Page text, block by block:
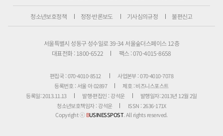
청소년보호정책 정정·반론보도 기사심의규정 불편신고
서울특별시 성동구 성수일로 39-34 서울숲더스페이스 12층
대표전화 : 1800-6522
팩스 : 070-4015-8658
편집국 : 070-4010-8512
사업본부 : 070-4010-7078
등록번호 : 서울 아 02897
제호 : 비즈니스포스트
등록일: 2013.11.13
발행·편집인 : 강석운
발행일자: 2013년 12월 2일
청소년보호책임자 : 강석운
ISSN : 2636-171X
Copyright ⓒBUSINESSPOST. All rights reserved.